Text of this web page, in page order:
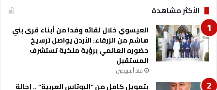
ا
ل
إ
م
ك
ا
ي
م
ب
ا
د
ر
ا
م
الأكثر مشاهدة
العيسوي خلال لقائه وفدا من أبناء قرى بني
هاشم من الزرقاء: الأردن يواصل ترسيخ
حضوره العالمي برؤية ملكية تستشرف
المستقبل
منذ أسبوعين
بتمويل كامل من “البوتاس العربية” .. إحالة